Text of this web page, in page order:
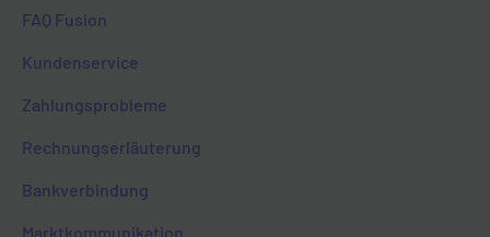
FAQ Fusion
Kundenservice
Zahlungsprobleme
Rechnungserläuterung
Bankverbindung
Marktkommunikation
Jetzt zu unserem Newsletter anmelden und aktuelle Infos